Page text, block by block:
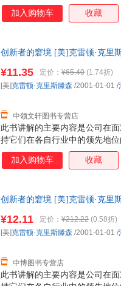
而是那些以精于管理著称的公
加入购物车 收藏
创新者的窘境 [美]克雷顿·克里
此书讲解的主要内容是公司在
持它们在各自行业中的领先地
而是那些以精于管理著称的公
¥11.35 定价： ¥65.40 (1.74折)
中领文轩图书专营店
[美]克雷顿·克里斯滕森 /2001-01-01 /
加入购物车 收藏
创新者的窘境 [美]克雷顿·克里
此书讲解的主要内容是公司在
¥12.11 定价： ¥212.22 (0.58折)
中博图书专营店
[美]克雷顿·克里斯滕森 /2001-01-01 /